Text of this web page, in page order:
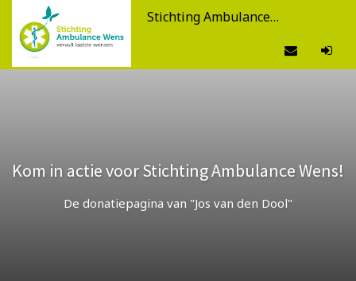
Stichting Ambulance Wens
Kom in actie voor Stichting Ambulance Wens!
De donatiepagina van "Jos van den Dool"